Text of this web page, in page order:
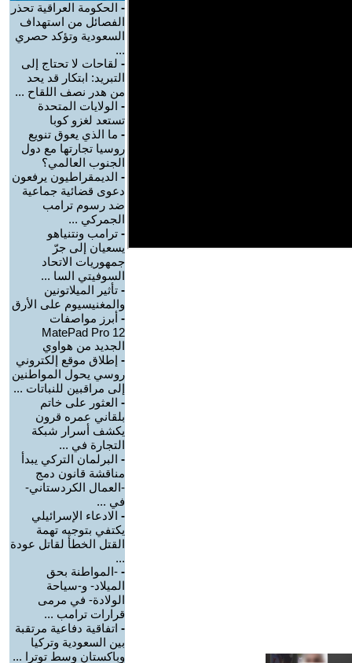
- الحكومة العراقية تحذر
الفصائل من استهداف
السعودية وتؤكد حصري
...
- لقاحات لا تحتاج إلى
التبريد: ابتكار قد يحد
من هدر نصف اللقاح ...
- الولايات المتحدة
تستعد لغزو كوبا
- ما الذي يعوق تنويع
روسيا تجارتها مع دول
الجنوب العالمي؟
- الديمقراطيون يرفعون
دعوى قضائية جماعية
ضد رسوم ترامب
الجمركي ...
- ترامب ونتنياهو
يسعيان إلى جرّ
جمهوريات الاتحاد
السوفيتي السا ...
- تأثير الميلاتونين
والمغنيسيوم على الأرق
- أبرز مواصفات
MatePad Pro 12
الجديد من هواوي
- إطلاق موقع إلكتروني
روسي يحول المواطنين
إلى مراقبين للنباتات ...
- العثور على خاتم
بلقاني عمره قرون
يكشف أسرار شبكة
التجارة في ...
- البرلمان التركي يبدأ
مناقشة قانون دمج
-العمال الكردستاني-
في ...
- الادعاء الإسرائيلي
يكتفي بتوجيه تهمة
القتل الخطأ لقاتل عودة
...
- -المواطنة بحق
الميلاد- و-سياحة
الولادة- في مرمى
قرارات ترامب ...
- اتفاقية دفاعية مرتقبة
بين السعودية وتركيا
وباكستان وسط توترا ...